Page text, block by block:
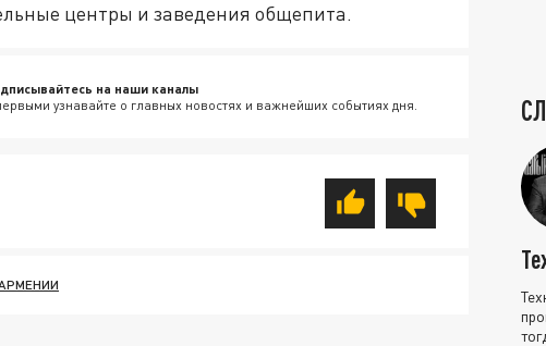
центры и заведения общепита.
на наши каналы
узнавайте о главных новостях и важнейших событиях дня.